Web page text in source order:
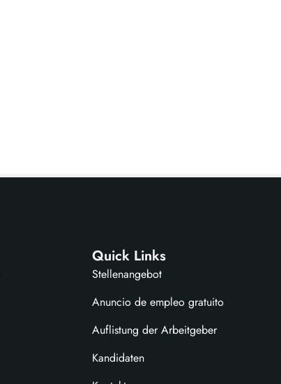
Quick Links
Stellenangebot
Anuncio de empleo gratuito
Auflistung der Arbeitgeber
Kandidaten